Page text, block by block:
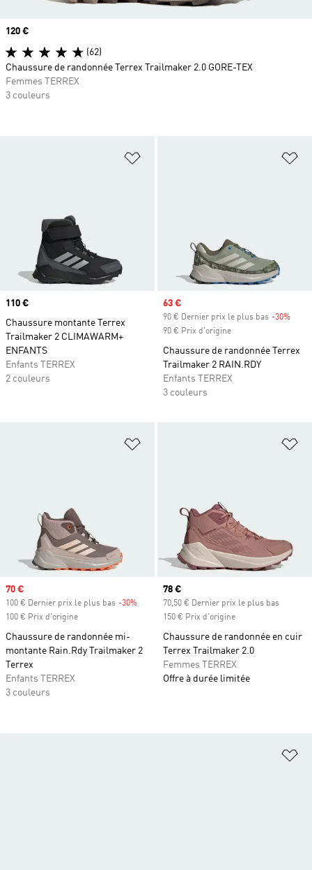
Ajouter à la Liste de produits
Prix
110 €
Chaussure montante Terrex
Trailmaker 2 CLIMAWARM+
ENFANTS
Enfants TERREX
2 couleurs
Prix soldé
63 €
90 € Dernier prix le plus bas -30%
90 € Prix d'origine
Chaussure de randonnée Terrex
Trailmaker 2 RAIN.RDY
Enfants TERREX
3 couleurs
Ajouter à la Liste de produits
Prix soldé
70 €
100 € Dernier prix le plus bas -30%
100 € Prix d'origine
Chaussure de randonnée mi-
montante Rain.Rdy Trailmaker 2
Terrex
Enfants TERREX
3 couleurs
Prix actuel
78 €
70,50 € Dernier prix le plus bas
150 € Prix d'origine
Chaussure de randonnée en cuir
Terrex Trailmaker 2.0
Femmes TERREX
Offre à durée limitée
Prix
120 €
(62)
Chaussure de randonnée Terrex Trailmaker 2.0 GORE-TEX
Femmes TERREX
3 couleurs